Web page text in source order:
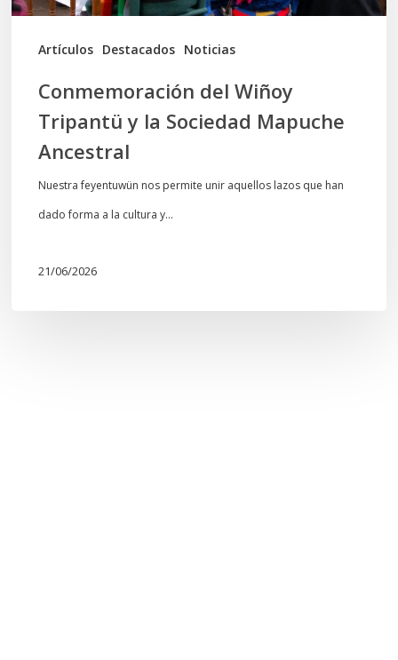
Artículos Destacados Noticias
Ancestral
Conmemoración del Wiñoy
Tripantü y la Sociedad Mapuche
Ancestral
Nuestra feyentuwün nos permite unir aquellos lazos que han
dado forma a la cultura y…
21/06/2026